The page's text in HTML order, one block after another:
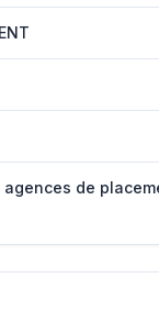
agences de